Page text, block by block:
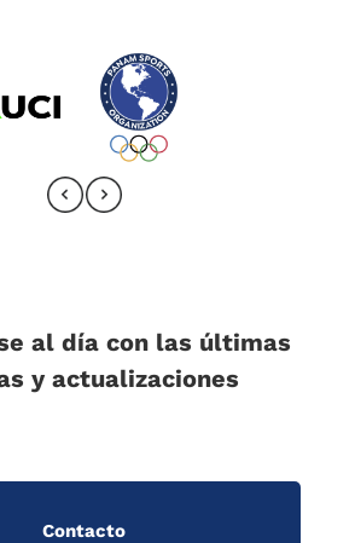
al día con las últimas
y actualizaciones
Contacto